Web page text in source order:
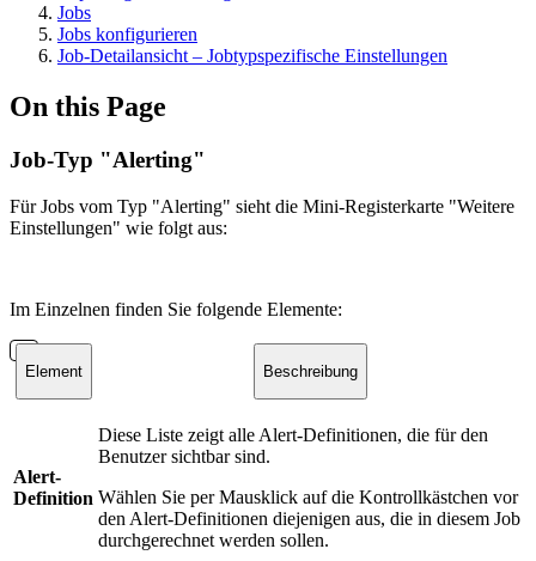
Jobs
Jobs konfigurieren
Job-Detailansicht – Jobtypspezifische Einstellungen
On this Page
Job-Typ "Alerting"
Für Jobs vom Typ "Alerting" sieht die Mini-Registerkarte "Weitere
Einstellungen" wie folgt aus:
Im Einzelnen finden Sie folgende Elemente:
Element Beschreibung
Alert-
Definition
Diese Liste zeigt alle Alert-Definitionen, die für den
Benutzer sichtbar sind.
Wählen Sie per Mausklick auf die Kontrollkästchen vor
den Alert-Definitionen diejenigen aus, die in diesem Job
durchgerechnet werden sollen.